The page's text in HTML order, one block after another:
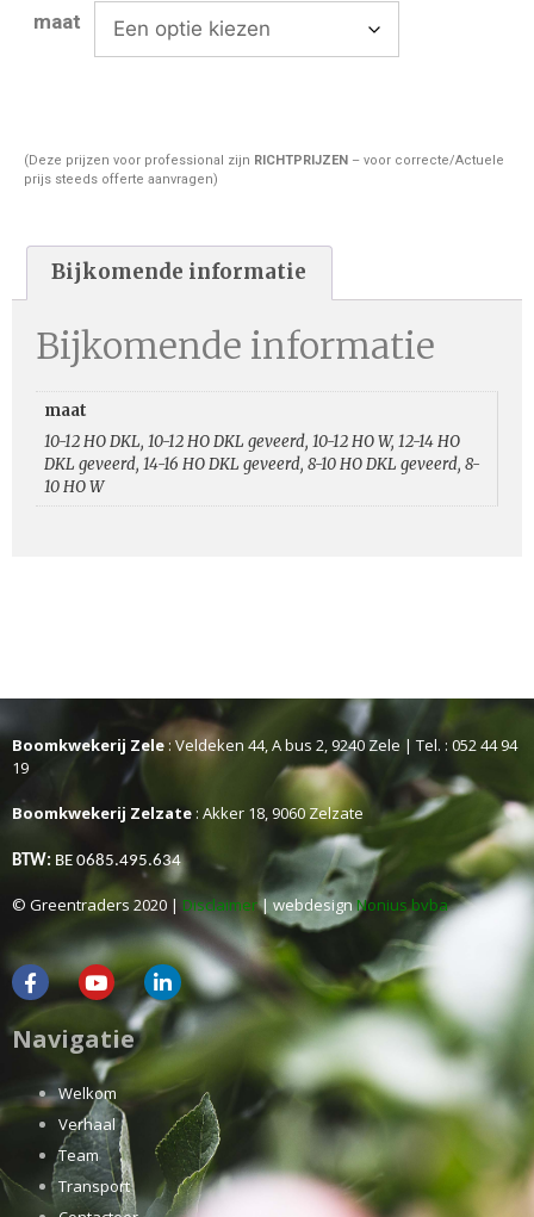
maat
(Deze prijzen voor professional zijn RICHTPRIJZEN – voor correcte/Actuele
prijs steeds offerte aanvragen)
Bijkomende informatie
Bijkomende informatie
maat
10-12 HO DKL, 10-12 HO DKL geveerd, 10-12 HO W, 12-14 HO
DKL geveerd, 14-16 HO DKL geveerd, 8-10 HO DKL geveerd, 8-
10 HO W
Boomkwekerij Zele: Veldeken 44, A bus 2, 9240 Zele | Tel. : 052 44 94
19
Boomkwekerij Zelzate : Akker 18, 9060 Zelzate
BTW: BE 0685.495.634
© Greentraders 2020 | Disclaimer| webdesignNonius bvba
Navigatie
Welkom
Verhaal
Team
Transport